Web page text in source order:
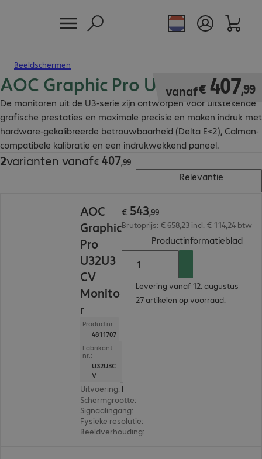
Beeldschermen
AOC Graphic Pro U3 Monitoren
De monitoren uit de U3-serie zijn ontworpen voor uitstekende
grafische prestaties en maximale precisie en maken indruk met
hardware-gekalibreerde betrouwbaarheid (Delta E<2), Calman-
compatibele kalibratie en een indrukwekkend paneel.
vanaf€ 407,99
€ 407,99
2varianten vanaf€ 407,99
€ 407,99
Relevantie
AOC
Graphic
Pro
U32U3
CV
Monito
r
Productnr.:
4811707
Fabrikant-
nr.:
U32U3C
V
Uitvoering: Europa
Schermgrootte:
Signaalingang:
Fysieke resolutie:
Beeldverhouding:
€ 543,99
Brutoprijs: € 658,23 incl. € 114,24 btw
Productinformatieblad
Levering vanaf 12. augustus
27 artikelen op voorraad.